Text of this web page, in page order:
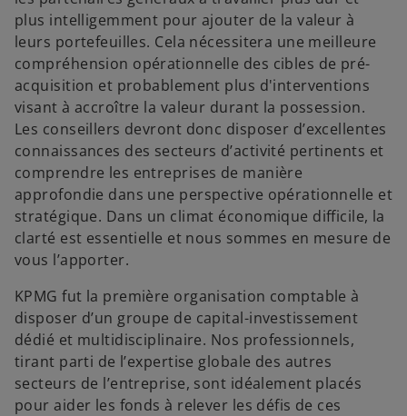
plus intelligemment pour ajouter de la valeur à
leurs portefeuilles. Cela nécessitera une meilleure
compréhension opérationnelle des cibles de pré-
acquisition et probablement plus d'interventions
visant à accroître la valeur durant la possession.
Les conseillers devront donc disposer d’excellentes
connaissances des secteurs d’activité pertinents et
comprendre les entreprises de manière
approfondie dans une perspective opérationnelle et
stratégique. Dans un climat économique difficile, la
clarté est essentielle et nous sommes en mesure de
vous l’apporter.
KPMG fut la première organisation comptable à
disposer d’un groupe de capital-investissement
dédié et multidisciplinaire. Nos professionnels,
tirant parti de l’expertise globale des autres
secteurs de l’entreprise, sont idéalement placés
pour aider les fonds à relever les défis de ces